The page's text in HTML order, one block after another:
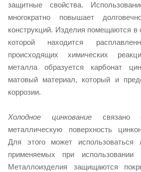
защитные свойства.
многократно повышает
конструкций. Изделия помещаются в
которой находится
происходящих химических
металла образуется карбонат
матовый материал, который и
коррозии.
Холодное цинкованиесвязано
металлическую поверхность
Для этого может использоваться
применяемых при использовании
Металлоизделия защищаются